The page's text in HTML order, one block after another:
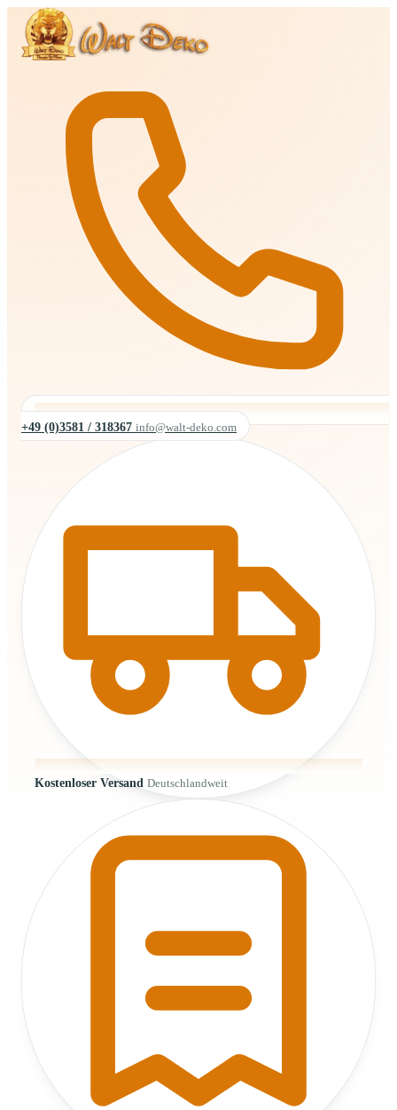
+49 (0)3581 / 318367 info@walt-deko.com
Kostenloser Versand Deutschlandweit